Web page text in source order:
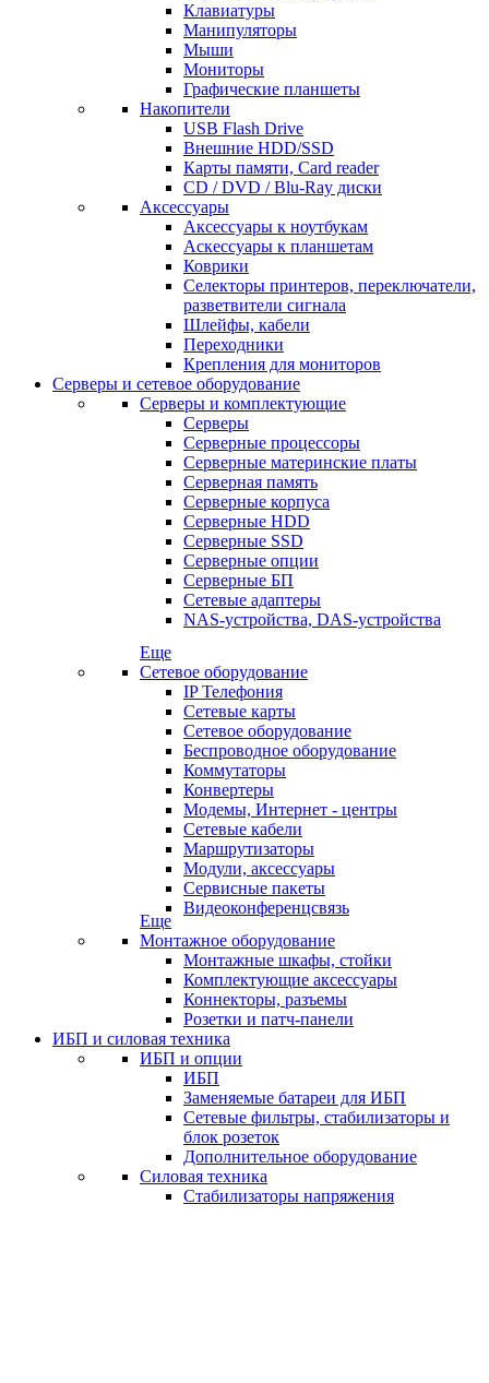
Клавиатуры
Манипуляторы
Мыши
Мониторы
Графические планшеты
Накопители
USB Flash Drive
Внешние HDD/SSD
Карты памяти, Card reader
CD / DVD / Blu-Ray диски
Аксессуары
Аксессуары к ноутбукам
Аскессуары к планшетам
Коврики
Селекторы принтеров, переключатели,
разветвители сигнала
Шлейфы, кабели
Переходники
Крепления для мониторов
Серверы и сетевое оборудование
Серверы и комплектующие
Серверы
Серверные процессоры
Серверные материнские платы
Серверная память
Серверные корпуса
Серверные HDD
Серверные SSD
Серверные опции
Серверные БП
Сетевые адаптеры
NAS-устройства, DAS-устройства
Еще
Сетевое оборудование
IP Телефония
Сетевые карты
Сетевое оборудование
Беспроводное оборудование
Коммутаторы
Конвертеры
Модемы, Интернет - центры
Сетевые кабели
Маршрутизаторы
Модули, аксессуары
Сервисные пакеты
Видеоконференцсвязь
Еще
Монтажное оборудование
Монтажные шкафы, стойки
Комплектующие аксессуары
Коннекторы, разъемы
Розетки и патч-панели
ИБП и силовая техника
ИБП и опции
ИБП
Заменяемые батареи для ИБП
Сетевые фильтры, стабилизаторы и
блок розеток
Дополнительное оборудование
Силовая техника
Стабилизаторы напряжения